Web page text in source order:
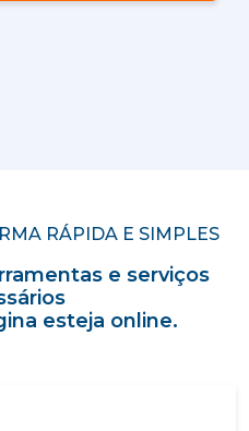
RÁPIDA E SIMPLES
e serviços
esteja online.